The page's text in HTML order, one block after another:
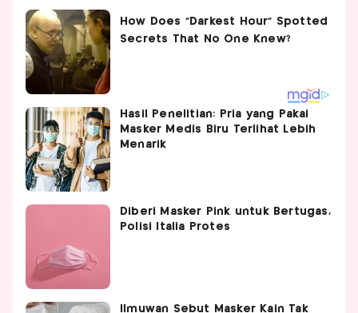
Hasil Penelitian: Pria yang Pakai
Masker Medis Biru Terlihat Lebih
Menarik
Diberi Masker Pink untuk Bertugas,
Polisi Italia Protes
Ilmuwan Sebut Masker Kain Tak